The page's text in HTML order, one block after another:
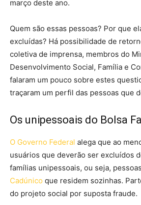
março deste ano.
Quem são essas pessoas? Por que
excluídas? Há possibilidade de
coletiva de imprensa, membros do
Desenvolvimento Social, Família e
falaram um pouco sobre estes
traçaram um perfil das pessoas que
Os unipessoais do Bolsa
O Governo Federal alega que ao
usuários que deverão ser excluídos
famílias unipessoais, ou seja,
Cadúnico que residem sozinhas.
do projeto social por suposta fraude.